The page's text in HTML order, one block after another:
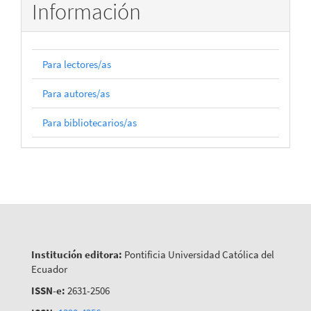
Información
Para lectores/as
Para autores/as
Para bibliotecarios/as
Institución editora: Pontificia Universidad Católica del
Ecuador
ISSN-e: 2631-2506